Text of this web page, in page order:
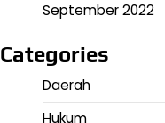
September 2022
Categories
Daerah
Hukum